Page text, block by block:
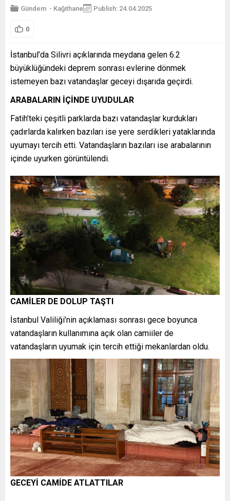
Gündem - Kağıthane Publish: 24.04.2025
0
İstanbul’da Silivri açıklarında meydana gelen 6.2
büyüklüğündeki deprem sonrası evlerine dönmek
istemeyen bazı vatandaşlar geceyi dışarıda geçirdi.
ARABALARIN İÇİNDE UYUDULAR
Fatih’teki çeşitli parklarda bazı vatandaşlar kurdukları
çadırlarda kalırken bazıları ise yere serdikleri yataklarında
uyumayı tercih etti. Vatandaşların bazıları ise arabalarının
içinde uyurken görüntülendi.
CAMİLER DE DOLUP TAŞTI
İstanbul Valiliği’nin açıklaması sonrası gece boyunca
vatandaşların kullanımına açık olan camiiler de
vatandaşların uyumak için tercih ettiği mekanlardan oldu.
GECEYİ CAMİDE ATLATTILAR